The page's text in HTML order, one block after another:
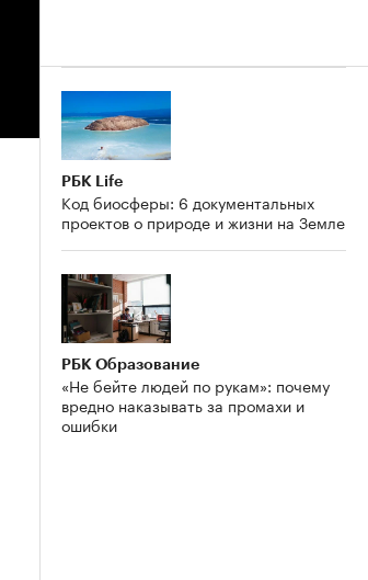
РБК Life
Код биосферы: 6 документальных
проектов о природе и жизни на Земле
РБК Образование
«Не бейте людей по рукам»: почему
вредно наказывать за промахи и
ошибки